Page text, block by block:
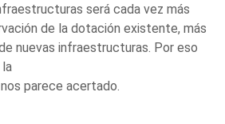
será cada vez más
de la dotación existente, más
nuevas infraestructuras. Por eso
parece acertado.